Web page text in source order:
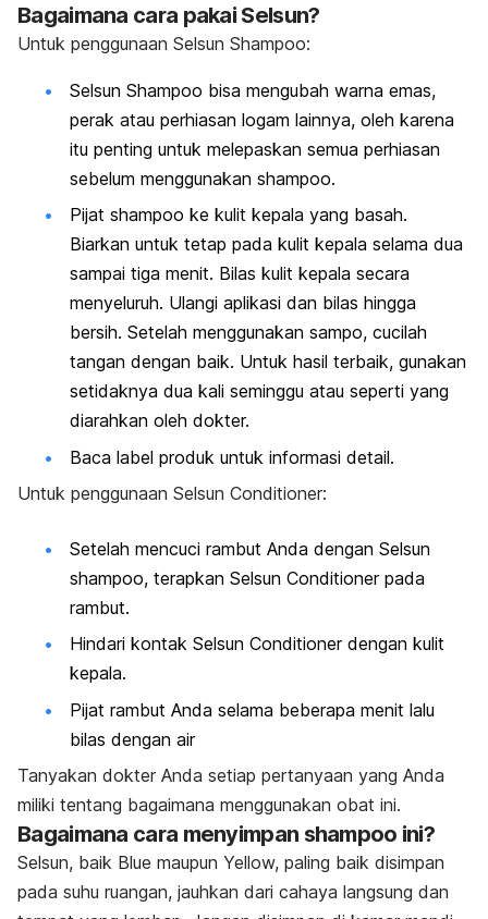
Bagaimana cara pakai Selsun?
Untuk penggunaan Selsun Shampoo:
Selsun Shampoo bisa mengubah warna emas,
perak atau perhiasan logam lainnya, oleh karena
itu penting untuk melepaskan semua perhiasan
sebelum menggunakan shampoo.
Pijat shampoo ke kulit kepala yang basah.
Biarkan untuk tetap pada kulit kepala selama dua
sampai tiga menit. Bilas kulit kepala secara
menyeluruh. Ulangi aplikasi dan bilas hingga
bersih. Setelah menggunakan sampo, cucilah
tangan dengan baik. Untuk hasil terbaik, gunakan
setidaknya dua kali seminggu atau seperti yang
diarahkan oleh dokter.
Baca label produk untuk informasi detail.
Untuk penggunaan Selsun Conditioner:
Setelah mencuci rambut Anda dengan Selsun
shampoo, terapkan Selsun Conditioner pada
rambut.
Hindari kontak Selsun Conditioner dengan kulit
kepala.
Pijat rambut Anda selama beberapa menit lalu
bilas dengan air
Tanyakan dokter Anda setiap pertanyaan yang Anda
miliki tentang bagaimana menggunakan obat ini.
Bagaimana cara menyimpan shampoo ini?
Selsun, baik Blue maupun Yellow, paling baik disimpan
pada suhu ruangan, jauhkan dari cahaya langsung dan